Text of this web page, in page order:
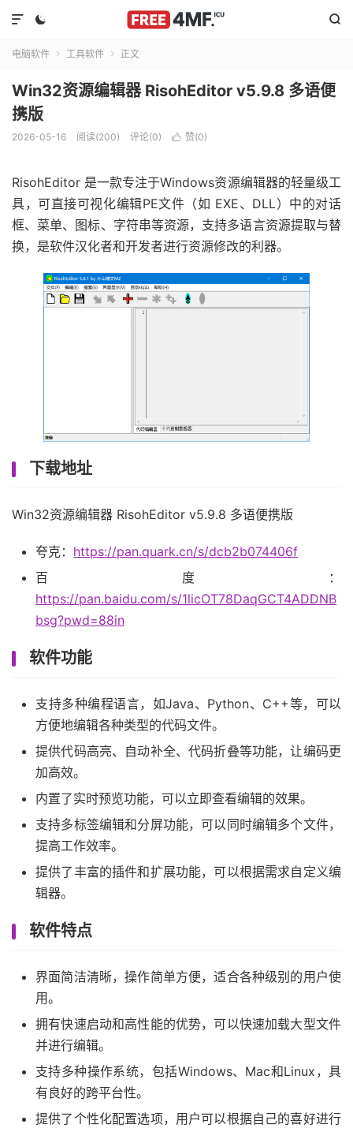
 

电脑软件  工具软件  正文
Win32资源编辑器 RisohEditor v5.9.8 多语便
携版
2026-05-16 阅读(200) 评论(0)  赞(0)
RisohEditor 是一款专注于Windows资源编辑器的轻量级工
具，可直接可视化编辑PE文件（如 EXE、DLL）中的对话
框、菜单、图标、字符串等资源，支持多语言资源提取与替
换，是软件汉化者和开发者进行资源修改的利器。
下载地址
Win32资源编辑器 RisohEditor v5.9.8 多语便携版
夸克： https://pan.quark.cn/s/dcb2b074406f
百度：
https://pan.baidu.com/s/1licOT78DaqGCT4ADDNB
bsg?pwd=88in
软件功能
支持多种编程语言，如Java、Python、C++等，可以
方便地编辑各种类型的代码文件。
提供代码高亮、自动补全、代码折叠等功能，让编码更
加高效。
内置了实时预览功能，可以立即查看编辑的效果。
支持多标签编辑和分屏功能，可以同时编辑多个文件，
提高工作效率。
提供了丰富的插件和扩展功能，可以根据需求自定义编
辑器。
软件特点
界面简洁清晰，操作简单方便，适合各种级别的用户使
用。
拥有快速启动和高性能的优势，可以快速加载大型文件
并进行编辑。
支持多种操作系统，包括Windows、Mac和Linux，具
有良好的跨平台性。
提供了个性化配置选项，用户可以根据自己的喜好进行